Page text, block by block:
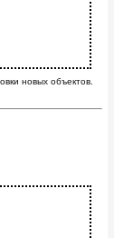
новых объектов.